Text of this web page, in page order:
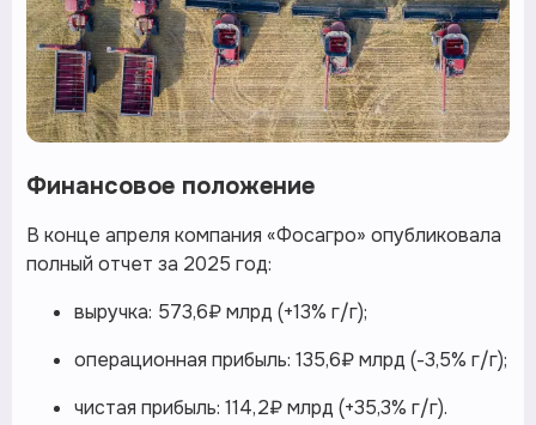
Финансовое положение
В конце апреля компания «Фосагро» опубликовала
полный отчет за 2025 год:
выручка: 573,6₽ млрд (+13% г/г);
операционная прибыль: 135,6₽ млрд (-3,5% г/г);
чистая прибыль: 114,2₽ млрд (+35,3% г/г).